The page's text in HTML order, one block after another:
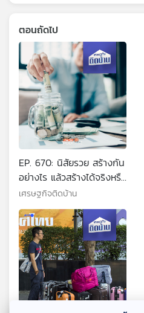
ตอนถัดไป
EP. 670: นิสัยรวย สร้างกัน
อย่างไร แล้วสร้างได้จริงหรือ
?
เศรษฐกิจติดบ้าน